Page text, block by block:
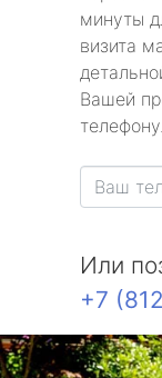
минуты
визита
Вашей
телефону.
Или
+7